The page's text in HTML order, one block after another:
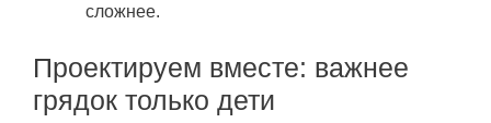
сложнее.
Проектируем вместе: важнее
грядок только дети